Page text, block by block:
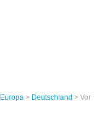
Europa > Deutschland > Vor